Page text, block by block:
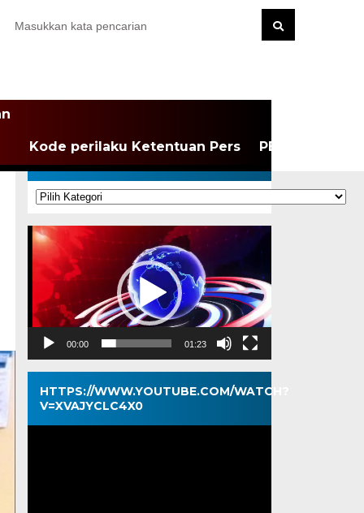
Kode perilaku Ketentuan Pers PEDOMAN
KATEGORI
Kategori
Pemutar
Video
00:00 01:23
HTTPS://WWW.YOUTUBE.COM/WATCH?
V=XVAJYCLC4X0
Pemutar